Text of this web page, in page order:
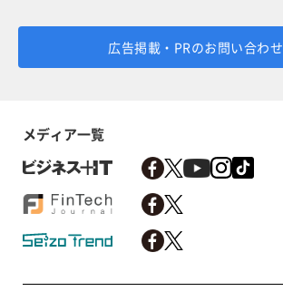
広告掲載・PRのお問い合わせ
メディア一覧